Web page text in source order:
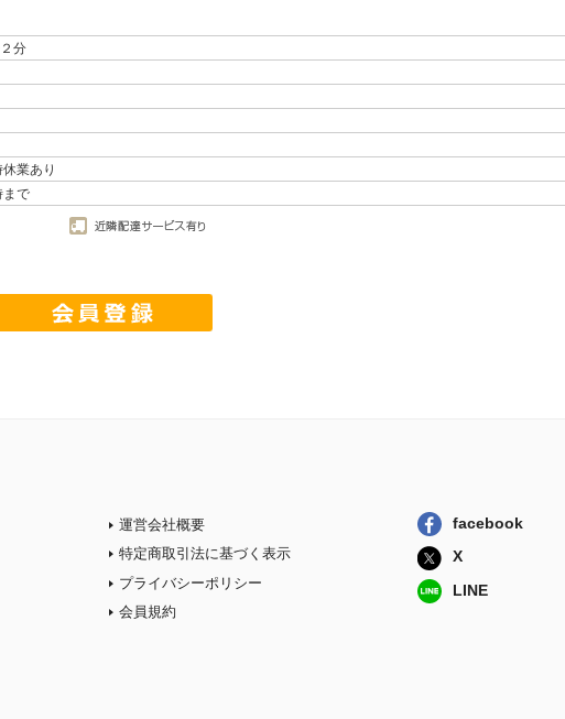
分
業あり
で
運営会社概要
特定商取引法に基づく表示
プライバシーポリシー
会員規約
facebook
X
LINE